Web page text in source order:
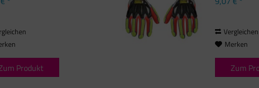
auf der Oberseite der
Produkt
Aufprallschutz
Vergleichen
Merken
Zum